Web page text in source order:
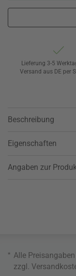
Lieferung 3-5
Versand aus DE per
Beschreibung
Eigenschaften
Angaben zur
* Alle
zzgl.